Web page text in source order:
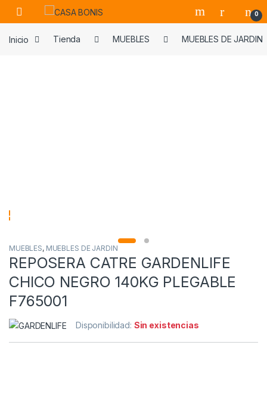
Skip to navigation
Skip to content
0
Inicio Tienda MUEBLES MUEBLES DE JARDIN
MUEBLES, MUEBLES DE JARDIN
REPOSERA CATRE GARDENLIFE
CHICO NEGRO 140KG PLEGABLE
F765001
Disponibilidad: Sin existencias